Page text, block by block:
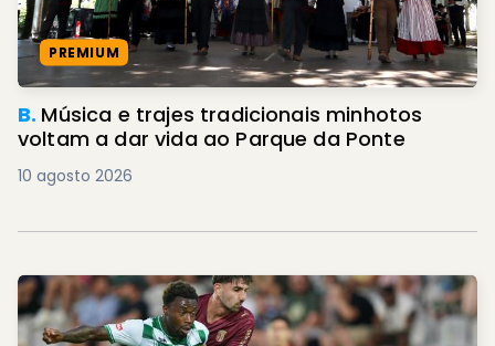
PREMIUM
B. Música e trajes tradicionais minhotos
voltam a dar vida ao Parque da Ponte
10 agosto 2026